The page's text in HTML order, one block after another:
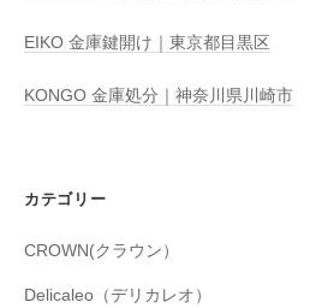
EIKO 金庫鍵開け｜東京都目黒区
KONGO 金庫処分｜神奈川県川崎市
カテゴリー
CROWN(クラウン）
Delicaleo（デリカレオ）